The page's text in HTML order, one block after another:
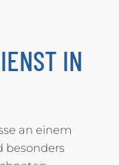
IN
an einem
besonders